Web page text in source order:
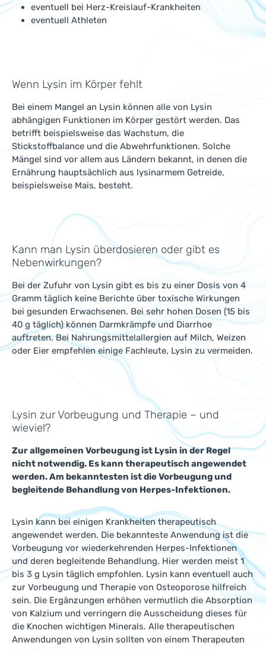
eventuell bei Herz-Kreislauf-Krankheiten
eventuell Athleten
Wenn Lysin im Körper fehlt
Bei einem Mangel an Lysin können alle von Lysin
abhängigen Funktionen im Körper gestört werden. Das
betrifft beispielsweise das Wachstum, die
Stickstoffbalance und die Abwehrfunktionen. Solche
Mängel sind vor allem aus Ländern bekannt, in denen die
Ernährung hauptsächlich aus lysinarmem Getreide,
beispielsweise Mais, besteht.
Kann man Lysin überdosieren oder gibt es
Nebenwirkungen?
Bei der Zufuhr von Lysin gibt es bis zu einer Dosis von 4
Gramm täglich keine Berichte über toxische Wirkungen
bei gesunden Erwachsenen. Bei sehr hohen Dosen (15 bis
40 g täglich) können Darmkrämpfe und Diarrhoe
auftreten. Bei Nahrungsmittelallergien auf Milch, Weizen
oder Eier empfehlen einige Fachleute, Lysin zu vermeiden.
Lysin zur Vorbeugung und Therapie – und
wieviel?
Zur allgemeinen Vorbeugung ist Lysin in der Regel
nicht notwendig. Es kann therapeutisch angewendet
werden. Am bekanntesten ist die Vorbeugung und
begleitende Behandlung von Herpes-Infektionen.
Lysin kann bei einigen Krankheiten therapeutisch
angewendet werden. Die bekannteste Anwendung ist die
Vorbeugung vor wiederkehrenden Herpes-Infektionen
und deren begleitende Behandlung. Hier werden meist 1
bis 3 g Lysin täglich empfohlen. Lysin kann eventuell auch
zur Vorbeugung und Therapie von Osteoporose hilfreich
sein. Die Ergänzungen erhöhen vermutlich die Absorption
von Kalzium und verringern die Ausscheidung dieses für
die Knochen wichtigen Minerals. Alle therapeutischen
Anwendungen von Lysin sollten von einem Therapeuten